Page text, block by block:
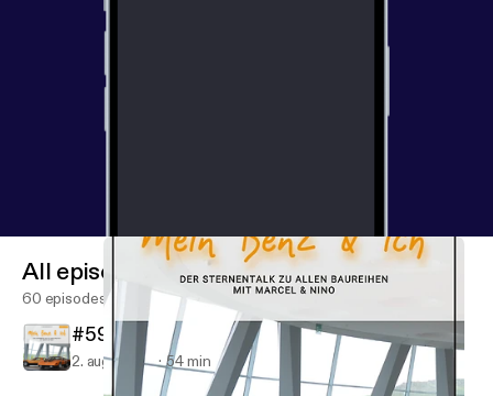
All episodes
60 episodes
#59 - Vom Daily Driver zum Profi (134A)
2. aug. 2026 54 min